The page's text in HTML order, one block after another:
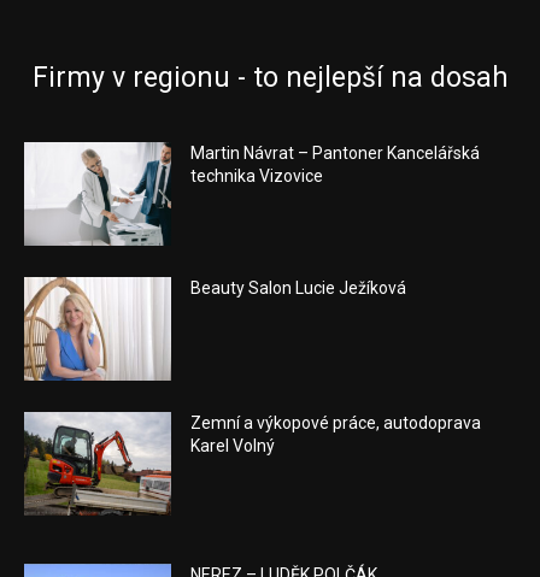
Firmy v regionu - to nejlepší na dosah
Martin Návrat – Pantoner Kancelářská
technika Vizovice
Beauty Salon Lucie Ježíková
Zemní a výkopové práce, autodoprava
Karel Volný